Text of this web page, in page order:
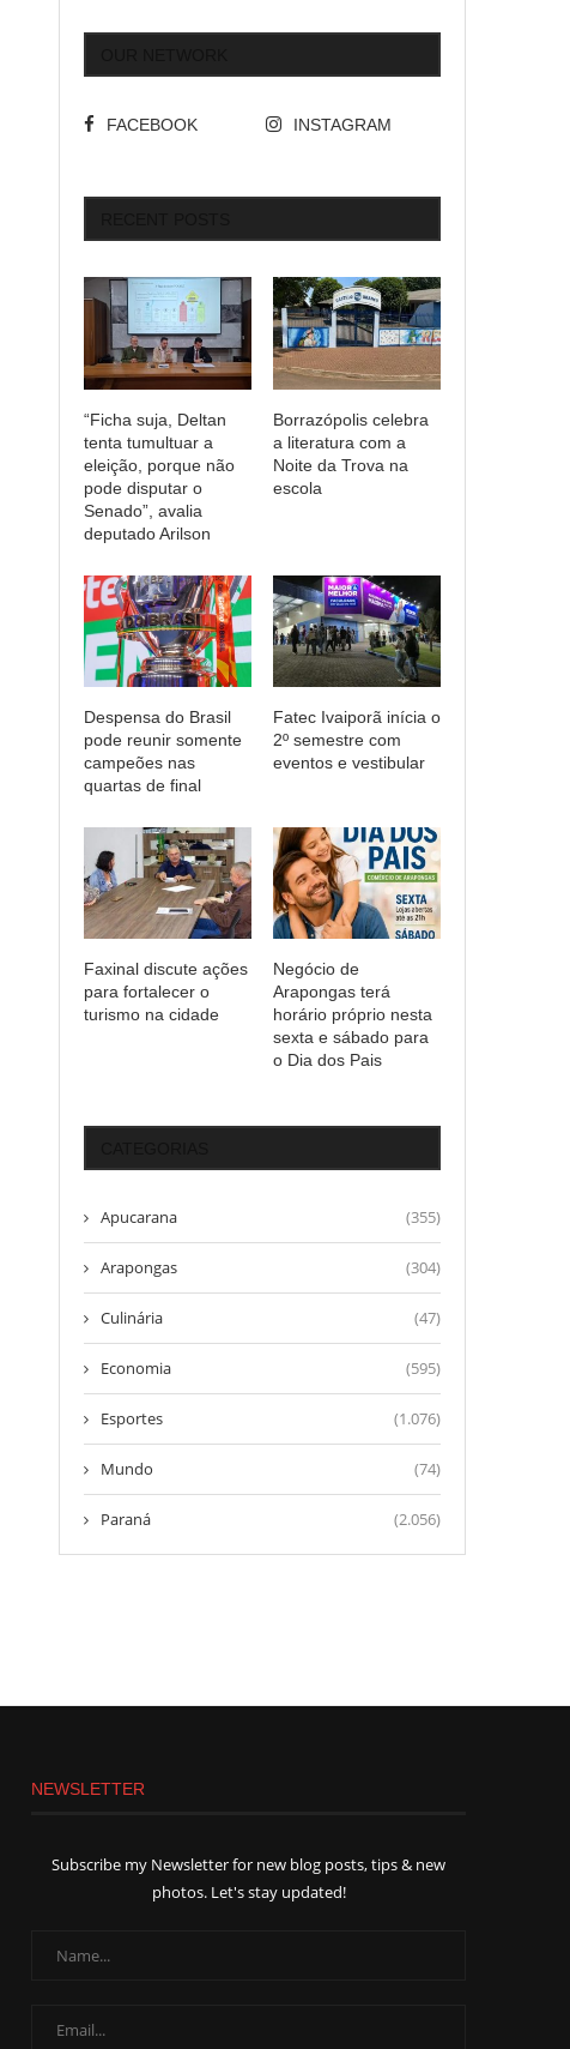
FACEBOOK INSTAGRAM
“Ficha suja, Deltan
tenta tumultuar a
eleição, porque não
pode disputar o
Senado”, avalia
deputado Arilson
Borrazópolis celebra
a literatura com a
Noite da Trova na
escola
Despensa do Brasil
pode reunir somente
campeões nas
quartas de final
Fatec Ivaiporã inícia o
2º semestre com
eventos e vestibular
Faxinal discute ações
para fortalecer o
turismo na cidade
Negócio de
Arapongas terá
horário próprio nesta
sexta e sábado para
o Dia dos Pais
Apucarana (355)
Arapongas (304)
Culinária (47)
Economia (595)
Esportes (1.076)
Mundo (74)
Paraná (2.056)
NEWSLETTER
Subscribe my Newsletter for new blog posts, tips & new
photos. Let's stay updated!